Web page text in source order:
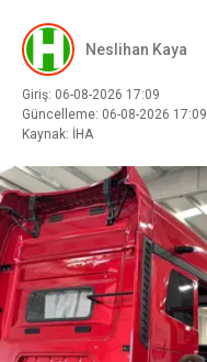
Neslihan Kaya
Giriş: 06-08-2026 17:09
Güncelleme: 06-08-2026 17:09
Kaynak: İHA